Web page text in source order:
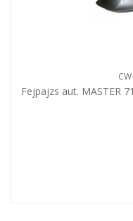
Fejpajzs aut. MASTER